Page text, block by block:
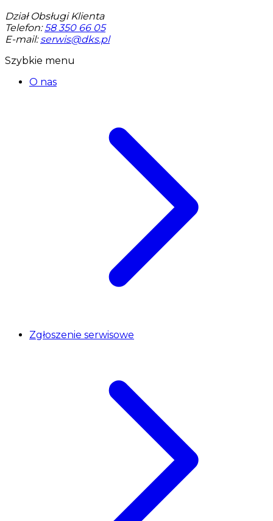
Dział Obsługi Klienta
Telefon: 58 350 66 05
E-mail: serwis@dks.pl
Szybkie menu
O nas
Zgłoszenie serwisowe